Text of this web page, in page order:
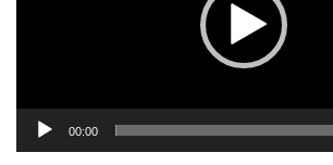
00:00